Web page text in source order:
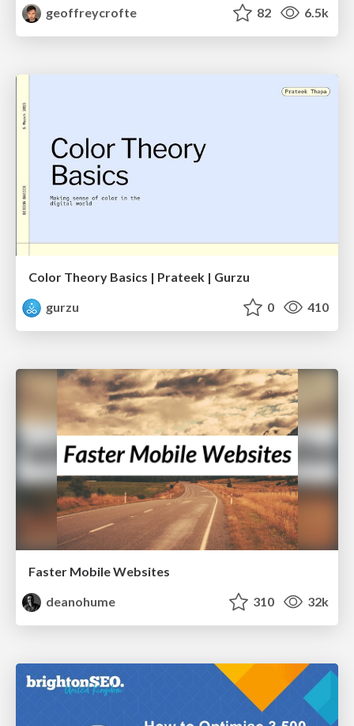
geoffreycrofte
82 6.5k
Color Theory Basics | Prateek | Gurzu
gurzu
0 410
Faster Mobile Websites
deanohume
310 32k